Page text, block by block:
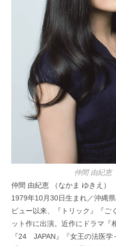
仲間 由紀恵
仲間 由紀恵 （なかま ゆきえ）
1979年10月30日生まれ／沖縄
ビュー以来、『トリック』『ご
ット作に出演。近作にドラマ『
『24 JAPAN』『女王の法医学